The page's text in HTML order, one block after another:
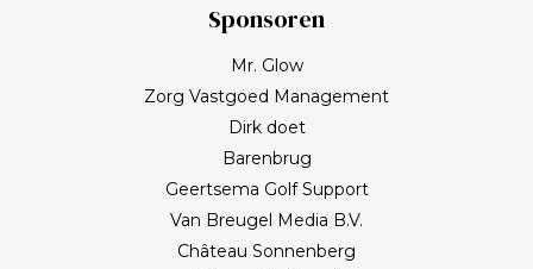
Sponsoren
Mr. Glow
Zorg Vastgoed Management
Dirk doet
Barenbrug
Geertsema Golf Support
Van Breugel Media B.V.
Château Sonnenberg